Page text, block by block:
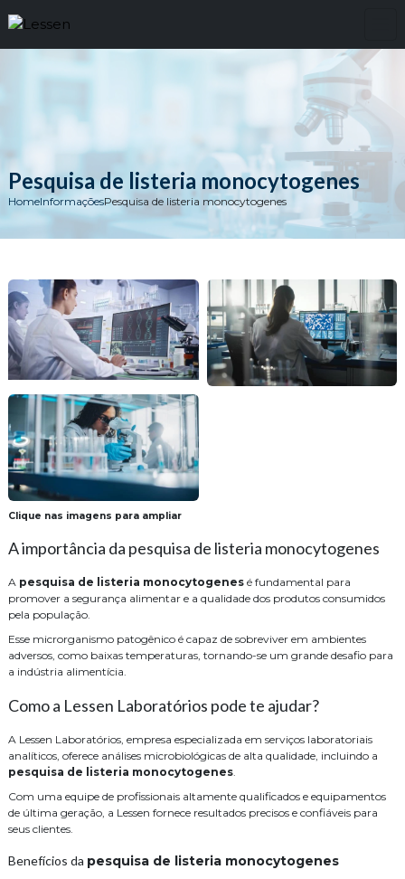
Pesquisa de listeria monocytogenes
HomeInformaçõesPesquisa de listeria monocytogenes
Clique nas imagens para ampliar
A importância da pesquisa de listeria monocytogenes
A pesquisa de listeria monocytogenes é fundamental para
promover a segurança alimentar e a qualidade dos produtos consumidos
pela população.
Esse microrganismo patogênico é capaz de sobreviver em ambientes
adversos, como baixas temperaturas, tornando-se um grande desafio para
a indústria alimentícia.
Como a Lessen Laboratórios pode te ajudar?
A Lessen Laboratórios, empresa especializada em serviços laboratoriais
analíticos, oferece análises microbiológicas de alta qualidade, incluindo a
pesquisa de listeria monocytogenes.
Com uma equipe de profissionais altamente qualificados e equipamentos
de última geração, a Lessen fornece resultados precisos e confiáveis para
seus clientes.
Benefícios da pesquisa de listeria monocytogenes